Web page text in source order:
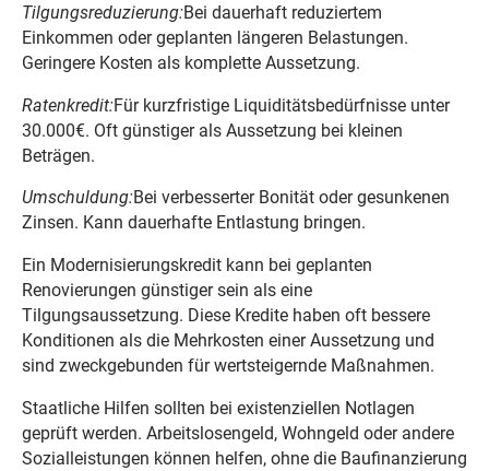
Tilgungsreduzierung:Bei dauerhaft reduziertem
Einkommen oder geplanten längeren Belastungen.
Geringere Kosten als komplette Aussetzung.
Ratenkredit:Für kurzfristige Liquiditätsbedürfnisse unter
30.000€. Oft günstiger als Aussetzung bei kleinen
Beträgen.
Umschuldung:Bei verbesserter Bonität oder gesunkenen
Zinsen. Kann dauerhafte Entlastung bringen.
Ein Modernisierungskredit kann bei geplanten
Renovierungen günstiger sein als eine
Tilgungsaussetzung. Diese Kredite haben oft bessere
Konditionen als die Mehrkosten einer Aussetzung und
sind zweckgebunden für wertsteigernde Maßnahmen.
Staatliche Hilfen sollten bei existenziellen Notlagen
geprüft werden. Arbeitslosengeld, Wohngeld oder andere
Sozialleistungen können helfen, ohne die Baufinanzierung